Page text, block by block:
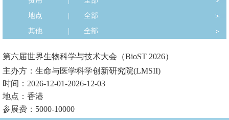
地点
全部
其他
全部
第六届世界生物科学与技术大会（BioST 2026）
主办方：生命与医学科学创新研究院(LMSII)
时间：2026-12-01-2026-12-03
地点：香港
参展费：5000-10000